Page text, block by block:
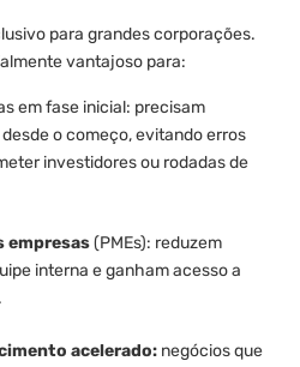
para grandes corporações.
vantajoso para:
em fase inicial: precisam
o começo, evitando erros
investidores ou rodadas de
empresas(PMEs): reduzem
interna e ganham acesso a
acelerado: negócios que